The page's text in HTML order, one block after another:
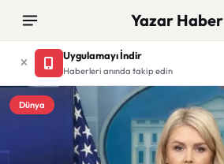
Yazar Haber
Uygulamayı İndir
Haberleri anında takip edin
Dünya